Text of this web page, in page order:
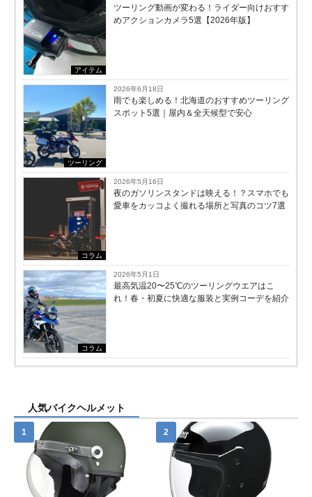
アイテム
ツーリング動画が変わる！ライダー向けおすす
めアクションカメラ5選【2026年版】
ツーリング
2026年6月18日
雨でも楽しめる！北海道のおすすめツーリング
スポット5選｜屋内＆全天候型で安心
コラム
2026年5月16日
夜のガソリンスタンドは映える！？スマホでも
愛車をカッコよく撮れる場所と写真のコツ7選
コラム
2026年5月1日
最高気温20〜25℃のツーリングウエアはこ
れ！春・初夏に快適な服装と実例コーデを紹介
人気バイクヘルメット